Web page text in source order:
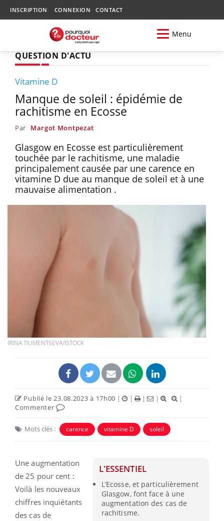
INSCRIPTION CONNEXION CONTACT
Menu
QUESTION D'ACTU
Vitamine D
Manque de soleil : épidémie de
rachitisme en Ecosse
Par Margot Montpezat
Glasgow en Ecosse est particulièrement
touchée par le rachitisme, une maladie
principalement causée par une carence en
vitamine D due au manque de soleil et à une
mauvaise alimentation .
IRINA TIUMENTSEVA/ISTOCK
Publié le 23.08.2023 à 17h00 | | | |
|
Commenter
Mots clés : carence vitamine D soleil
L'ESSENTIEL
L’Ecosse, et particulièrement
Glasgow, font face à une
augmentation des cas de
rachitisme.
Une augmentation
de 25 pour cent :
Voilà les nouveaux
chiffres inquiétants
des cas de